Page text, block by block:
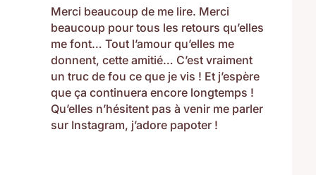
Merci beaucoup de me lire. Merci
beaucoup pour tous les retours qu’elles
me font… Tout l’amour qu’elles me
donnent, cette amitié… C’est vraiment
un truc de fou ce que je vis ! Et j’espère
que ça continuera encore longtemps !
Qu’elles n’hésitent pas à venir me parler
sur Instagram, j’adore papoter !